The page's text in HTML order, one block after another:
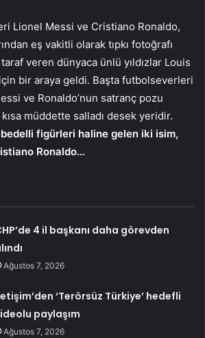
Lionel Messi ve Cristiano Ronaldo,
eş vakitli olarak tıpkı fotoğrafı
veren dünyaca ünlü yıldızlar Louis
bir araya geldi. Başta futbolseverleri
ve Ronaldo’nun satranç pozu
müddette salladı desek yeridir.
figürleri haline gelen iki isim,
Ronaldo…
4 il başkanı daha görevden
Ağustos 7, 2026
‘Terörsüz Türkiye’ hedefli
paylaşım
Ağustos 7, 2026